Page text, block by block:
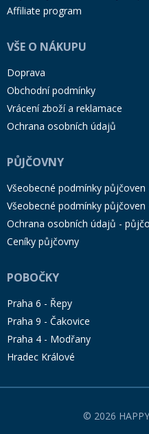
Affiliate program
VŠE O NÁKUPU
Doprava
Obchodní podmínky
Vrácení zboží a reklamace
Ochrana osobních údajů
PŮJČOVNY
Všeobecné podmínky půjčoven
Všeobecné podmínky půjčoven
Ochrana osobních údajů -
Ceníky půjčovny
POBOČKY
Praha 6 - Řepy
Praha 9 - Čakovice
Praha 4 - Modřany
Hradec Králové
© 2026